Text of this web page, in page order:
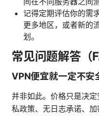
记得定期评估你的需
更多地区，或者新的
划。
常见问题解答（
VPN便宜就一定不安
并非如此。价格只是决
私政策、无日志承诺、